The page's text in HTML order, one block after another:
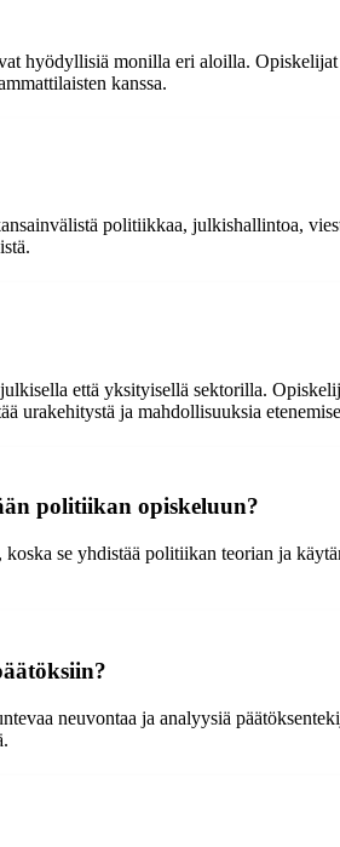
hyödyllisiä monilla eri aloilla.
kanssa.
politiikkaa, julkishallintoa,
että yksityisellä sektorilla.
urakehitystä ja mahdollisuuksia
politiikan opiskeluun?
se yhdistää politiikan teorian ja
neuvontaa ja analyysiä